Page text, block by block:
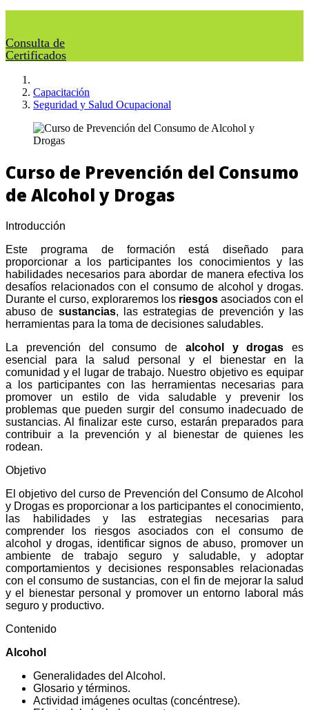
Consulta de
Certificados
Capacitación
Seguridad y Salud Ocupacional
Curso de Prevención del Consumo
de Alcohol y Drogas
Introducción
Este programa de formación está diseñado para
proporcionar a los participantes los conocimientos y las
habilidades necesarios para abordar de manera efectiva los
desafíos relacionados con el consumo de alcohol y drogas.
Durante el curso, exploraremos los riesgos asociados con el
abuso de sustancias, las estrategias de prevención y las
herramientas para la toma de decisiones saludables.
La prevención del consumo de alcohol y drogas es
esencial para la salud personal y el bienestar en la
comunidad y el lugar de trabajo. Nuestro objetivo es equipar
a los participantes con las herramientas necesarias para
promover un estilo de vida saludable y prevenir los
problemas que pueden surgir del consumo inadecuado de
sustancias. Al finalizar este curso, estarán preparados para
contribuir a la prevención y al bienestar de quienes les
rodean.
Objetivo
El objetivo del curso de Prevención del Consumo de Alcohol
y Drogas es proporcionar a los participantes el conocimiento,
las habilidades y las estrategias necesarias para
comprender los riesgos asociados con el consumo de
alcohol y drogas, identificar signos de abuso, promover un
ambiente de trabajo seguro y saludable, y adoptar
comportamientos y decisiones responsables relacionadas
con el consumo de sustancias, con el fin de mejorar la salud
y el bienestar personal y promover un entorno laboral más
seguro y productivo.
Contenido
Alcohol
Generalidades del Alcohol.
Glosario y términos.
Actividad imágenes ocultas (concéntrese).